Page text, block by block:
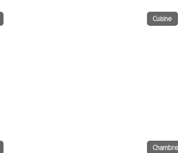
Cuisine
Chambre